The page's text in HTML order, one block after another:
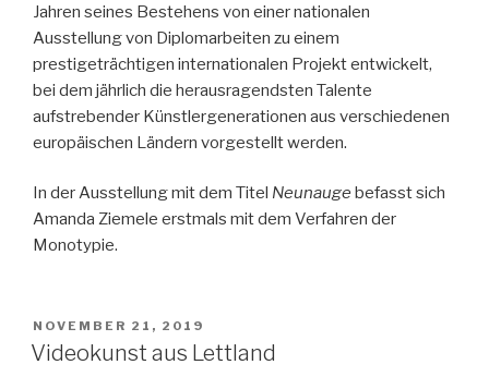
Jahren seines Bestehens von einer nationalen
Ausstellung von Diplomarbeiten zu einem
prestigeträchtigen internationalen Projekt entwickelt,
bei dem jährlich die herausragendsten Talente
aufstrebender Künstlergenerationen aus verschiedenen
europäischen Ländern vorgestellt werden.
In der Ausstellung mit dem Titel Neunauge befasst sich
Amanda Ziemele erstmals mit dem Verfahren der
Monotypie.
VERÖFFENTLICHT
AM
NOVEMBER 21, 2019
Videokunst aus Lettland